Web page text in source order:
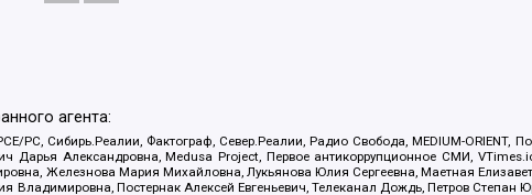
агента:
Сибирь.Реалии, Фактограф, Север.Реалии, Радио Свобода, MEDIUM-ORIENT,
Александровна, Medusa Project, Первое антикоррупционное СМИ,
Железнова Мария Михайловна, Лукьянова Юлия Сергеевна, Маетная
Постернак Алексей Евгеньевич, Телеканал Дождь, Петров Степан